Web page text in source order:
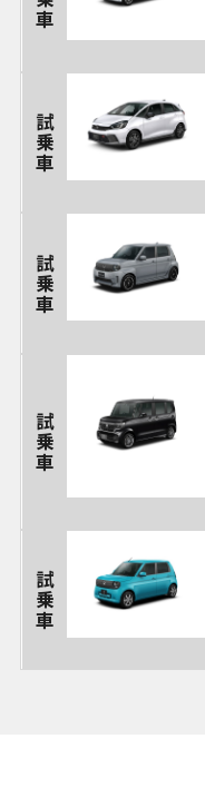
試乗車
試乗車
試乗車
試乗車